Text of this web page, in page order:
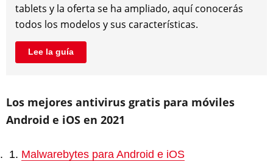
tablets y la oferta se ha ampliado, aquí conocerás
todos los modelos y sus características.
Lee la guía
Los mejores antivirus gratis para móviles
Android e iOS en 2021
Malwarebytes para Android e iOS